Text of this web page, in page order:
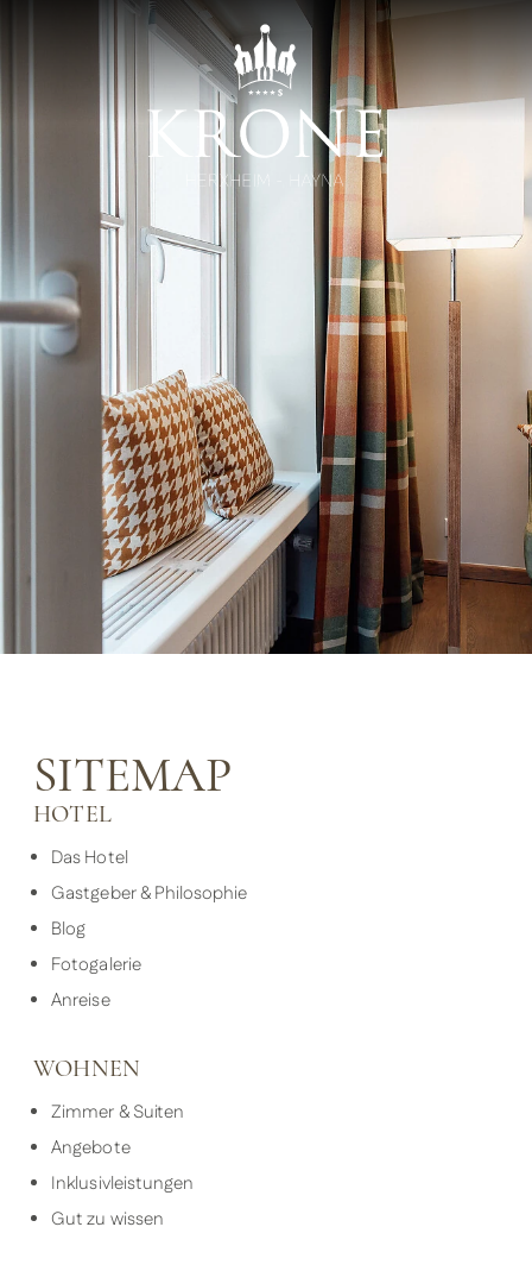
SITEMAP
HOTEL
Das Hotel
Gastgeber & Philosophie
Blog
Fotogalerie
Anreise
WOHNEN
Zimmer & Suiten
Angebote
Inklusivleistungen
Gut zu wissen